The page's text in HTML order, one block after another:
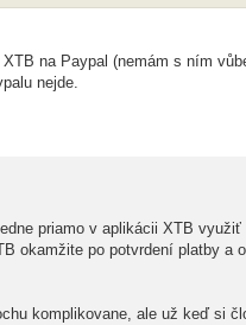
na Paypal (nemám s ním
nejde.
priamo v aplikácii XTB
okamžite po potvrdení platby a
komplikovane, ale už keď si